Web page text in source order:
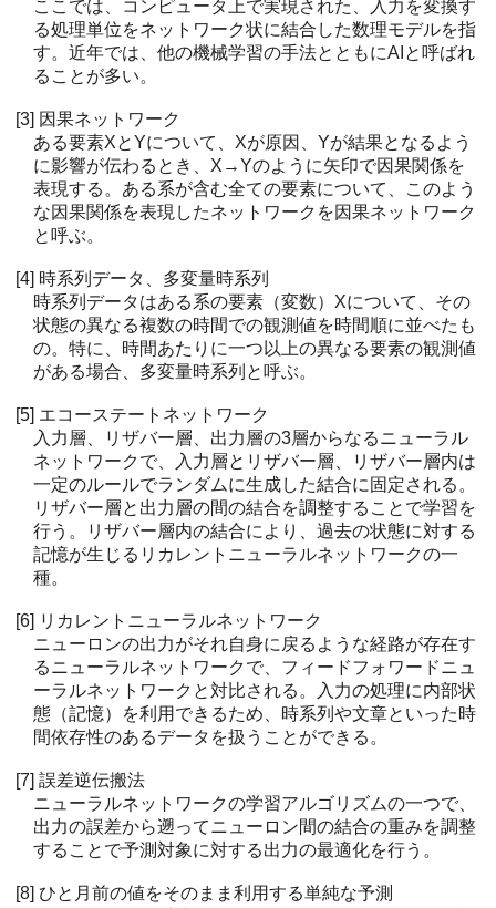
ここでは、コンピュータ上で実現された、入力を変換す
る処理単位をネットワーク状に結合した数理モデルを指
す。近年では、他の機械学習の手法とともにAIと呼ばれ
ることが多い。
[3] 因果ネットワーク
ある要素XとYについて、Xが原因、Yが結果となるよう
に影響が伝わるとき、X→Yのように矢印で因果関係を
表現する。ある系が含む全ての要素について、このよう
な因果関係を表現したネットワークを因果ネットワーク
と呼ぶ。
[4] 時系列データ、多変量時系列
時系列データはある系の要素（変数）Xについて、その
状態の異なる複数の時間での観測値を時間順に並べたも
の。特に、時間あたりに一つ以上の異なる要素の観測値
がある場合、多変量時系列と呼ぶ。
[5] エコーステートネットワーク
入力層、リザバー層、出力層の3層からなるニューラル
ネットワークで、入力層とリザバー層、リザバー層内は
一定のルールでランダムに生成した結合に固定される。
リザバー層と出力層の間の結合を調整することで学習を
行う。リザバー層内の結合により、過去の状態に対する
記憶が生じるリカレントニューラルネットワークの一
種。
[6] リカレントニューラルネットワーク
ニューロンの出力がそれ自身に戻るような経路が存在す
るニューラルネットワークで、フィードフォワードニュ
ーラルネットワークと対比される。入力の処理に内部状
態（記憶）を利用できるため、時系列や文章といった時
間依存性のあるデータを扱うことができる。
[7] 誤差逆伝搬法
ニューラルネットワークの学習アルゴリズムの一つで、
出力の誤差から遡ってニューロン間の結合の重みを調整
することで予測対象に対する出力の最適化を行う。
[8] ひと月前の値をそのまま利用する単純な予測